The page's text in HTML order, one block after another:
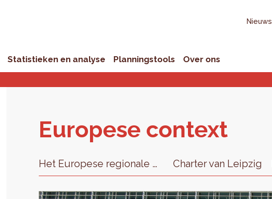
Nieuws
Statistieken en analyse Planningstools Over ons
Eu­ro­pe­se con­text
Het Europese regionale beleid Charter van Leipzig